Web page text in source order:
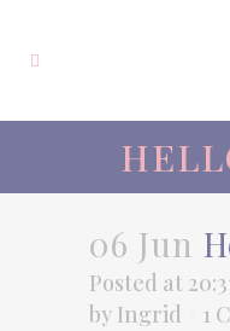
06 Jun
Posted at
by Ingrid 1